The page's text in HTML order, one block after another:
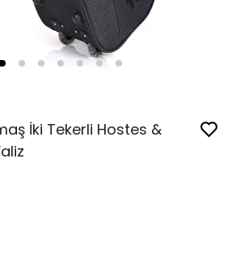
İki Tekerli Hostes &